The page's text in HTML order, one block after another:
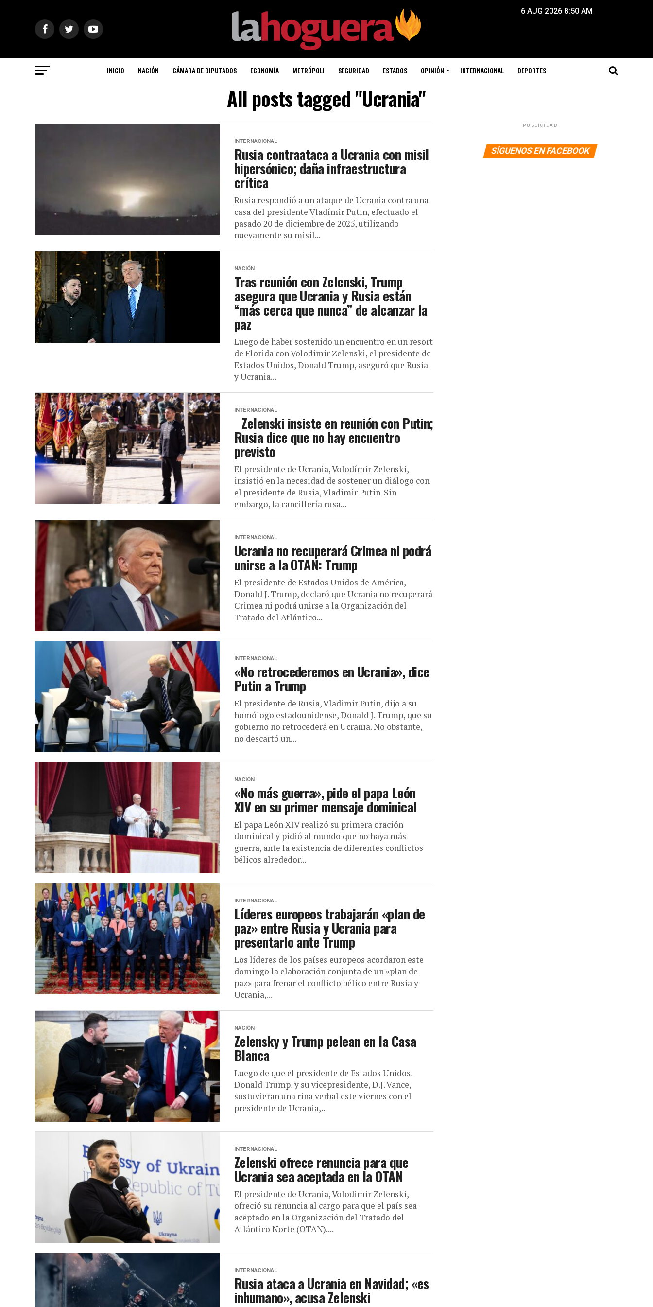
6 AUG 2026 8:50 AM
INICIO NACIÓN CÁMARA DE DIPUTADOS ECONOMÍA METRÓPOLI SEGURIDAD ESTADOS OPINIÓN INTERNACIONAL DEPORTES
All posts tagged "Ucrania"
INTERNACIONAL
Rusia contraataca a Ucrania con misil
hipersónico; daña infraestructura
crítica
Rusia respondió a un ataque de Ucrania contra una
casa del presidente Vladímir Putin, efectuado el
pasado 20 de diciembre de 2025, utilizando
nuevamente su misil...
NACIÓN
Tras reunión con Zelenski, Trump
asegura que Ucrania y Rusia están
“más cerca que nunca” de alcanzar la
paz
Luego de haber sostenido un encuentro en un resort
de Florida con Volodimir Zelenski, el presidente de
Estados Unidos, Donald Trump, aseguró que Rusia
y Ucrania...
INTERNACIONAL
Zelenski insiste en reunión con Putin;
Rusia dice que no hay encuentro
previsto
El presidente de Ucrania, Volodímir Zelenski,
insistió en la necesidad de sostener un diálogo con
el presidente de Rusia, Vladimir Putin. Sin
embargo, la cancillería rusa...
INTERNACIONAL
Ucrania no recuperará Crimea ni podrá
unirse a la OTAN: Trump
El presidente de Estados Unidos de América,
Donald J. Trump, declaró que Ucrania no recuperará
Crimea ni podrá unirse a la Organización del
Tratado del Atlántico...
INTERNACIONAL
«No retrocederemos en Ucrania», dice
Putin a Trump
El presidente de Rusia, Vladimir Putin, dijo a su
homólogo estadounidense, Donald J. Trump, que su
gobierno no retrocederá en Ucrania. No obstante,
no descartó un...
NACIÓN
«No más guerra», pide el papa León
XIV en su primer mensaje dominical
El papa León XIV realizó su primera oración
dominical y pidió al mundo que no haya más
guerra, ante la existencia de diferentes conflictos
bélicos alrededor...
INTERNACIONAL
Líderes europeos trabajarán «plan de
paz» entre Rusia y Ucrania para
presentarlo ante Trump
Los líderes de los países europeos acordaron este
domingo la elaboración conjunta de un «plan de
paz» para frenar el conflicto bélico entre Rusia y
Ucrania,...
NACIÓN
Zelensky y Trump pelean en la Casa
Blanca
Luego de que el presidente de Estados Unidos,
Donald Trump, y su vicepresidente, D.J. Vance,
sostuvieran una riña verbal este viernes con el
presidente de Ucrania,...
INTERNACIONAL
Zelenski ofrece renuncia para que
Ucrania sea aceptada en la OTAN
El presidente de Ucrania, Volodimir Zelenski,
ofreció su renuncia al cargo para que el país sea
aceptado en la Organización del Tratado del
Atlántico Norte (OTAN)....
INTERNACIONAL
Rusia ataca a Ucrania en Navidad; «es
inhumano», acusa Zelenski
PUBLICIDAD
SÍGUENOS EN FACEBOOK